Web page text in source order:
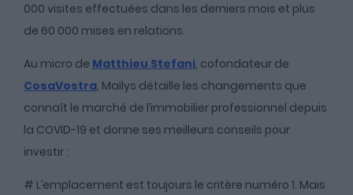
000 visites effectuées dans les derniers mois et plus
de 60 000 mises en relations.
Au micro de Matthieu Stefani, cofondateur de
CosaVostra, Maïlys détaille les changements que
connaît le marché de l’immobilier professionnel depuis
la COVID-19 et donne ses meilleurs conseils pour
investir :
# L’emplacement est toujours le critère numéro 1. Mais